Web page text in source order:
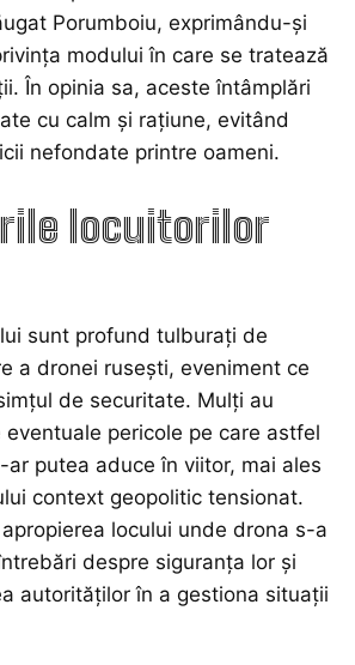
Porumboiu, exprimându-și
modului în care se tratează
În opinia sa, aceste întâmplări
cu calm și rațiune, evitând
nefondate printre oameni.
locuitorilor
sunt profund tulburați de
a dronei rusești, eveniment ce
de securitate. Mulți au
pericole pe care astfel
putea aduce în viitor, mai ales
context geopolitic tensionat.
locului unde drona s-a
despre siguranța lor și
autorităților în a gestiona situații